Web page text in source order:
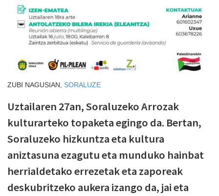
ZUBI NAGUSIAN, SORALUZE
Uztailaren 27an, Soraluzeko Arrozak
kulturarteko topaketa egingo da. Bertan,
Soraluzeko hizkuntza eta kultura
aniztasuna ezagutu eta munduko hainbat
herrialdetako errezetak eta zaporeak
deskubritzeko aukera izango da, jai eta